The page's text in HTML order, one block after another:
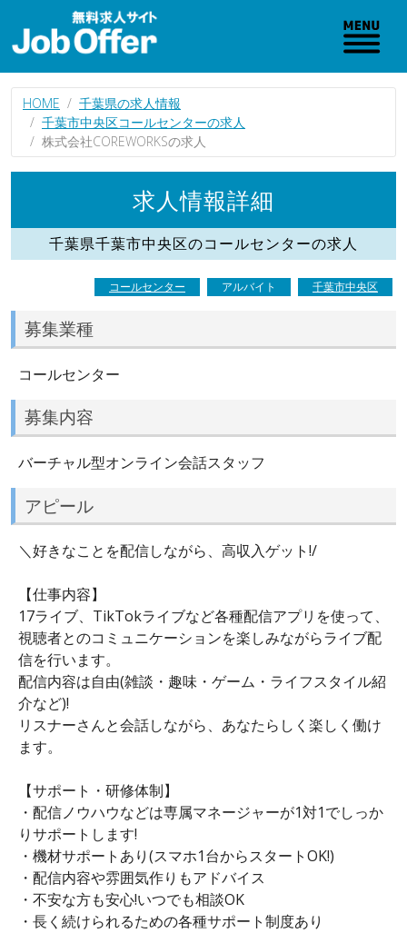
HOME
千葉県の求人情報
千葉市中央区コールセンターの求人
株式会社COREWORKSの求人
求人情報詳細
千葉県千葉市中央区のコールセンターの求人
コールセンター アルバイト 千葉市中央区
募集業種
コールセンター
募集内容
バーチャル型オンライン会話スタッフ
アピール
＼好きなことを配信しながら、高収入ゲット!/
【仕事内容】
17ライブ、TikTokライブなど各種配信アプリを使って、
視聴者とのコミュニケーションを楽しみながらライブ配
信を行います。
配信内容は自由(雑談・趣味・ゲーム・ライフスタイル紹
介など)!
リスナーさんと会話しながら、あなたらしく楽しく働け
ます。
【サポート・研修体制】
・配信ノウハウなどは専属マネージャーが1対1でしっか
りサポートします!
・機材サポートあり(スマホ1台からスタートOK!)
・配信内容や雰囲気作りもアドバイス
・不安な方も安心!いつでも相談OK
・長く続けられるための各種サポート制度あり